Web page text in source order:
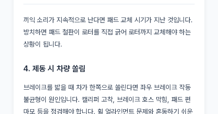
끼익 소리가 지속적으로 난다면 패드 교체 시기가 지난 것입니다.
방치하면 패드 철판이 로터를 직접 긁어 로터까지 교체해야 하는
상황이 됩니다.
4. 제동 시 차량 쏠림
브레이크를 밟을 때 차가 한쪽으로 쏠린다면 좌우 브레이크 작동
불균형이 원인입니다. 캘리퍼 고착, 브레이크 호스 막힘, 패드 편
마모 등을 점검해야 합니다. 휠 얼라인먼트 문제와 혼동하기 쉬운